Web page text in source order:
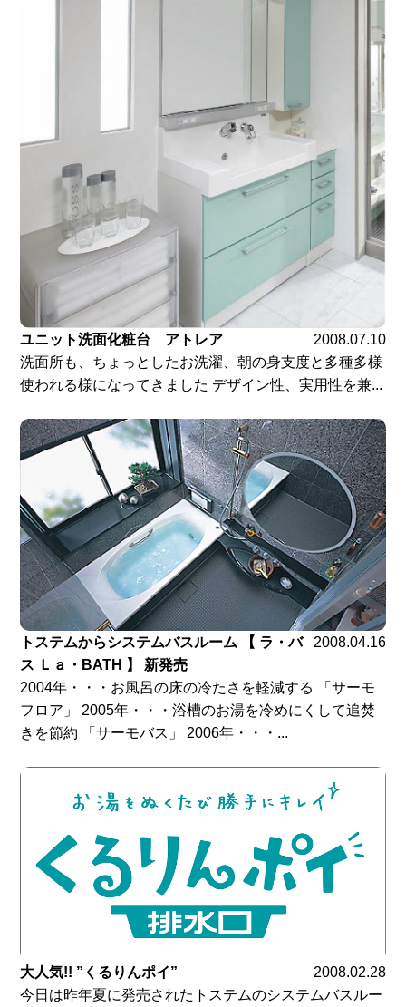
ユニット洗面化粧台 アトレア
2008.07.10
洗面所も、ちょっとしたお洗濯、朝の身支度と多種多様
使われる様になってきました デザイン性、実用性を兼...
トステムからシステムバスルーム 【 ラ・バ
ス Ｌａ・BATH 】 新発売
2008.04.16
2004年・・・お風呂の床の冷たさを軽減する 「サーモ
フロア」 2005年・・・浴槽のお湯を冷めにくして追焚
きを節約 「サーモバス」 2006年・・・...
大人気!! ”くるりんポイ”
2008.02.28
今日は昨年夏に発売されたトステムのシステムバスルー